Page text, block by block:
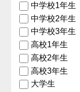
中学校1年生
中学校2年生
中学校3年生
高校1年生
高校2年生
高校3年生
大学生